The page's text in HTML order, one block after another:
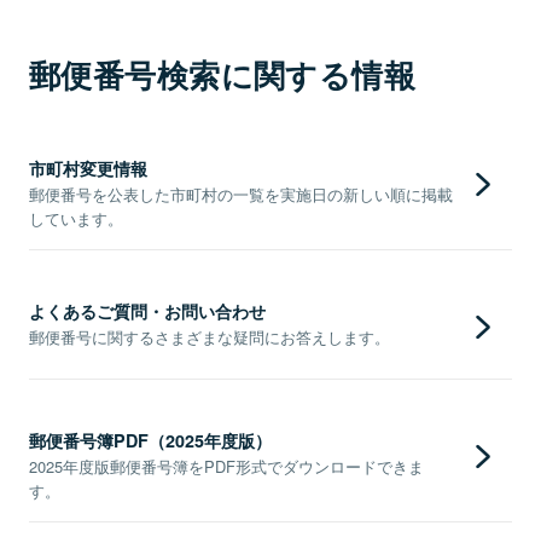
郵便番号検索に関する情報
市町村変更情報
郵便番号を公表した市町村の一覧を実施日の新しい順に掲載
しています。
よくあるご質問・お問い合わせ
郵便番号に関するさまざまな疑問にお答えします。
郵便番号簿PDF（2025年度版）
2025年度版郵便番号簿をPDF形式でダウンロードできま
す。